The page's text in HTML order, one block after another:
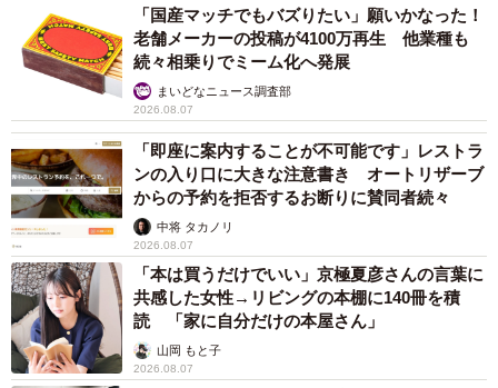
「国産マッチでもバズりたい」願いかなった！
老舗メーカーの投稿が4100万再生 他業種も
続々相乗りでミーム化へ発展
まいどなニュース調査部
2026.08.07
「即座に案内することが不可能です」レストラ
ンの入り口に大きな注意書き オートリザーブ
からの予約を拒否するお断りに賛同者続々
中将 タカノリ
2026.08.07
「本は買うだけでいい」京極夏彦さんの言葉に
共感した女性→リビングの本棚に140冊を積
読 「家に自分だけの本屋さん」
山岡 もと子
2026.08.07